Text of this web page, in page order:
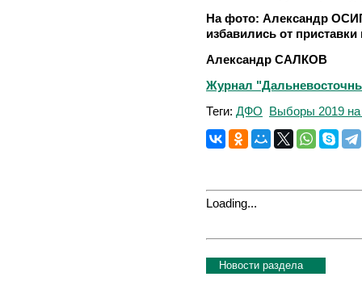
На фото: Александр
избавились от приставки
Александр САЛКОВ
Журнал
Теги: ДФО Выборы 2019
Loading...
Новости раздела